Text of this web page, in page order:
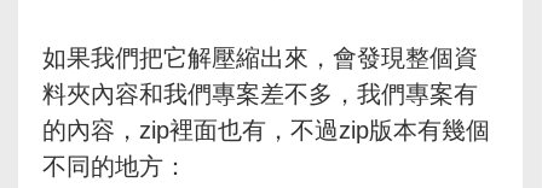
如果我們把它解壓縮出來，會發現整個資
料夾內容和我們專案差不多，我們專案有
的內容，zip裡面也有，不過zip版本有幾個
不同的地方：